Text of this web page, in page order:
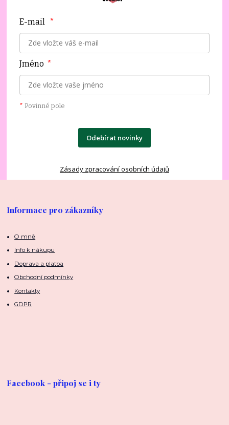
E-mail *
Jméno *
* Povinné pole
Odebírat novinky
Zásady zpracování osobních údajů
Informace pro zákazníky
O mně
Info k nákupu
Doprava a platba
Obchodní podmínky
Kontakty
GDPR
Facebook - připoj se i ty